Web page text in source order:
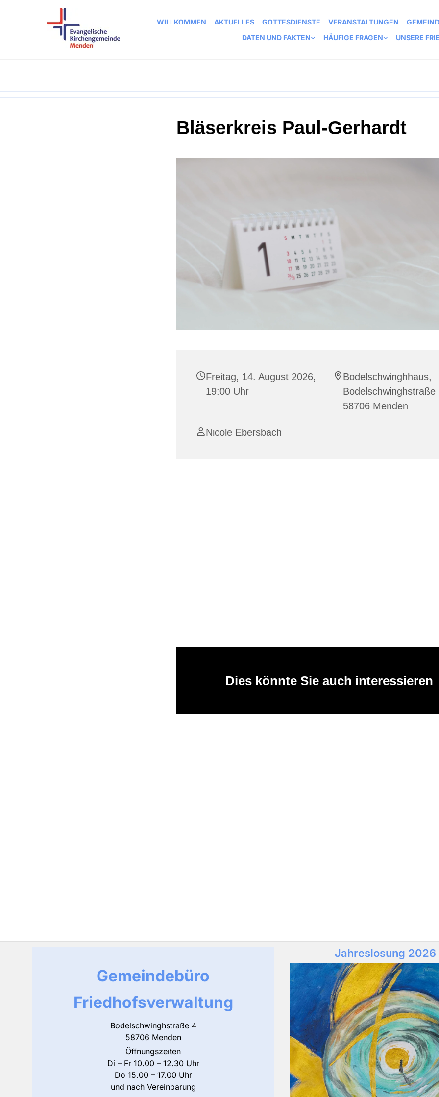
WILLKOMMEN AKTUELLES GOTTESDIENSTE VERANSTALTUNGEN
DATEN UND FAKTEN
HÄUFIGE FRAGEN UNSERE
Bläserkreis Paul-Gerhardt
Freitag, 14. August 2026,
19:00 Uhr
Bodelschwinghhaus,
Bodelschwinghstraße
58706 Menden
Nicole Ebersbach
Dies könnte Sie auch interessieren
Gemeindebüro
Friedhofsverwaltung
Bodelschwinghstraße 4
58706 Menden
Öffnungszeiten
Di – Fr 10.00 – 12.30 Uhr
Do 15.00 – 17.00 Uhr
und nach Vereinbarung
Jahreslosung 2026